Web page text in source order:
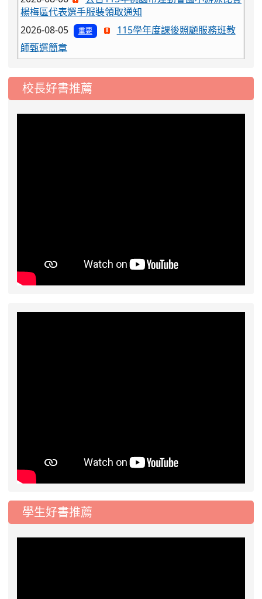
2026-08-05
重要
115學年度課後照顧服務班教
師甄選簡章
2026-08-03
2026-07-31
公告
工車輛臨停」一案，請各位用路人留意
校長好書推薦
學生好書推薦